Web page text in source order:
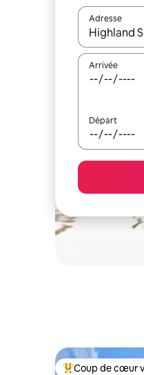
Adresse
Lorsque les
Arrivée
Départ
Coup de cœur